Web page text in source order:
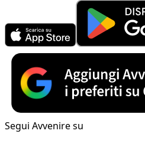
Segui Avvenire su